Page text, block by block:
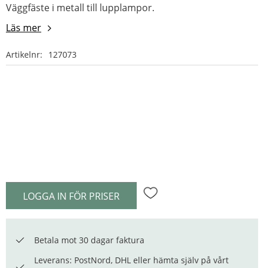
Väggfäste i metall till lupplampor.
Läs mer
LOGGA IN FÖR PRISER Lägg till i favoriter
Artikelnr 127073
Betala mot 30 dagar faktura
Leverans: PostNord, DHL eller hämta själv på vårt